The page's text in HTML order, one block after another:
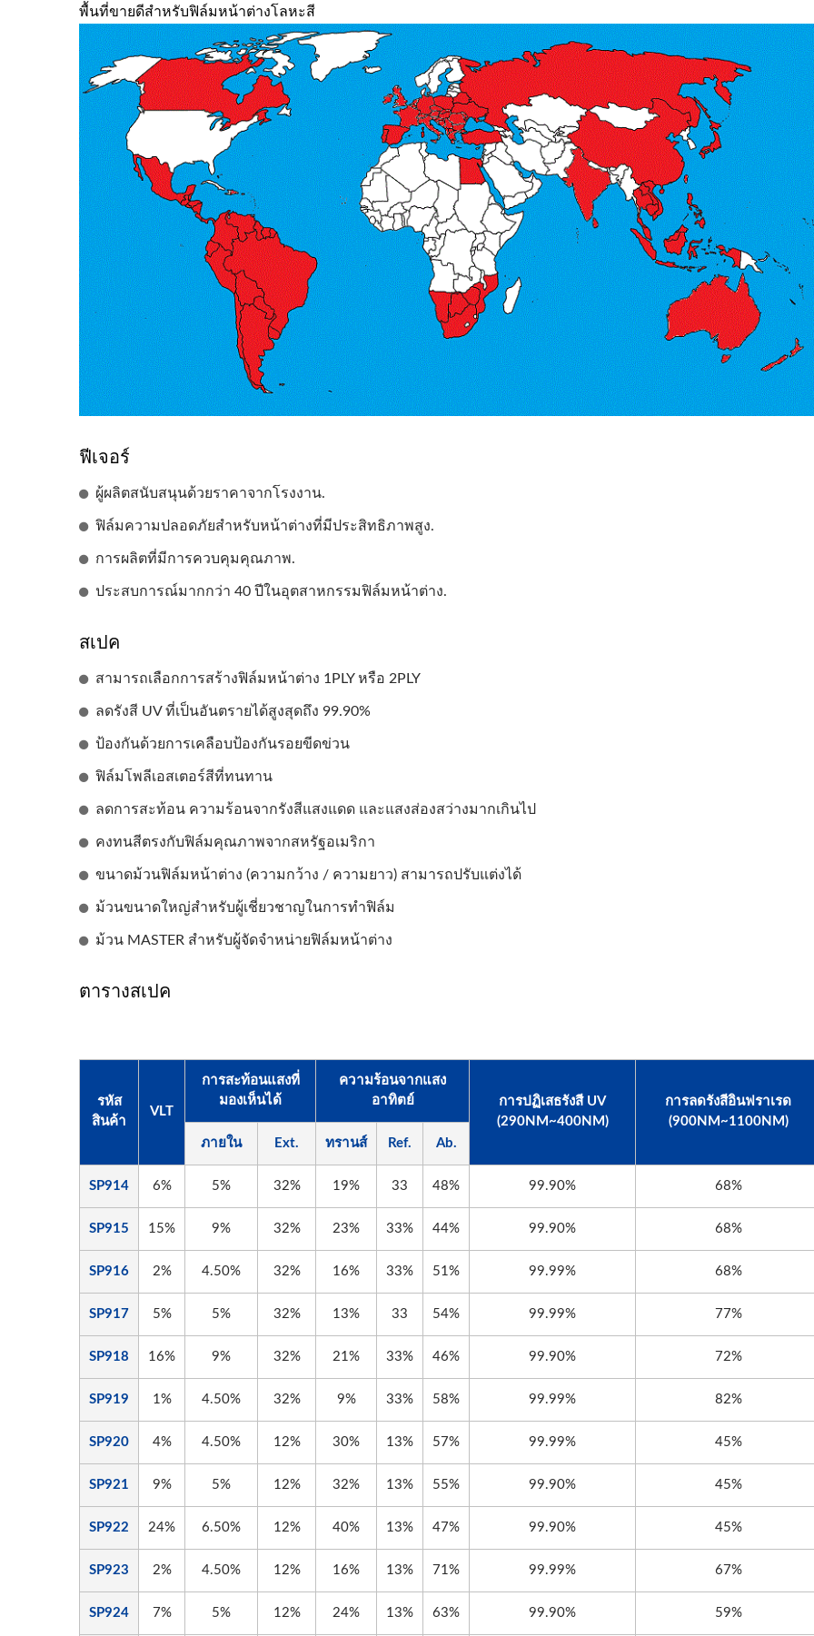
พื้นที่ขายดีสำหรับฟิล์มหน้าต่างโลหะสี
ฟีเจอร์
ผู้ผลิตสนับสนุนด้วยราคาจากโรงงาน.
ฟิล์มความปลอดภัยสำหรับหน้าต่างที่มีประสิทธิภาพสูง.
การผลิตที่มีการควบคุมคุณภาพ.
ประสบการณ์มากกว่า 40 ปีในอุตสาหกรรมฟิล์มหน้าต่าง.
สเปค
สามารถเลือกการสร้างฟิล์มหน้าต่าง 1PLY หรือ 2PLY
ลดรังสี UV ที่เป็นอันตรายได้สูงสุดถึง 99.90%
ป้องกันด้วยการเคลือบป้องกันรอยขีดข่วน
ฟิล์มโพลีเอสเตอร์สีที่ทนทาน
ลดการสะท้อน ความร้อนจากรังสีแสงแดด และแสงส่องสว่างมากเกินไป
คงทนสีตรงกับฟิล์มคุณภาพจากสหรัฐอเมริกา
ขนาดม้วนฟิล์มหน้าต่าง (ความกว้าง / ความยาว) สามารถปรับแต่งได้
ม้วนขนาดใหญ่สำหรับผู้เชี่ยวชาญในการทำฟิล์ม
ม้วน MASTER สำหรับผู้จัดจำหน่ายฟิล์มหน้าต่าง
ตารางสเปค
รหัส
สินค้า
VLT
การสะท้อนแสงที่
มองเห็นได้
ความร้อนจากแสง
อาทิตย์
การปฏิเสธรังสี UV
(290NM~400NM)
การลดรังสีอินฟราเรด
(900NM~1100NM)
ภายใน
Ext. ทรานส์ Ref. Ab.
SP914 6% 5% 32% 19% 33 48% 99.90% 68%
SP915 15% 9% 32% 23% 33% 44% 99.90% 68%
SP916 2% 4.50% 32% 16% 33% 51% 99.99% 68%
SP917 5% 5% 32% 13% 33 54% 99.99% 77%
SP918 16% 9% 32% 21% 33% 46% 99.90% 72%
SP919 1% 4.50% 32% 9% 33% 58% 99.99% 82%
SP920 4% 4.50% 12% 30% 13% 57% 99.99% 45%
SP921 9% 5% 12% 32% 13% 55% 99.90% 45%
SP922 24% 6.50% 12% 40% 13% 47% 99.90% 45%
SP923 2% 4.50% 12% 16% 13% 71% 99.99% 67%
SP924 7% 5% 12% 24% 13% 63% 99.90% 59%
ฟิล์มหน้าต่างเพื่อความ
ฟิล์มหน้าต่างสะท้อนแสงทาง
ฟิล์มหน้าต่างเพื่อคว